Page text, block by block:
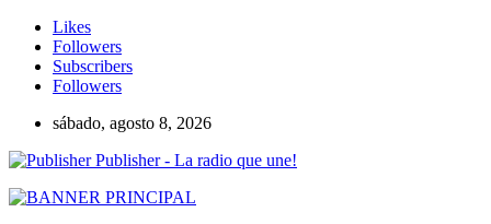
Likes
Followers
Subscribers
Followers
sábado, agosto 8, 2026
Publisher - La radio que une!